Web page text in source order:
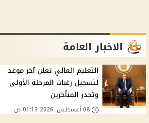
الاخبار العامة
التعليم العالي تعلن آخر موعد
لتسجيل رغبات المرحلة الأولى
وتحذر المتأخرين
08 أغسطس, 2026 01:13 ص